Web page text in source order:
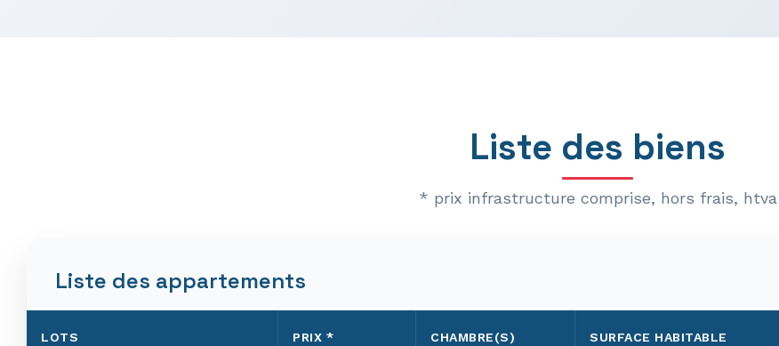
Liste des biens
* prix infrastructure comprise, hors frais, htva
Liste des appartements
LOTS PRIX * CHAMBRE(S) SURFACE HABITABLE